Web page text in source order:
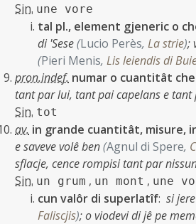
Sin. une vore
tal pl., element gjeneric o
di 'Sese(Lucio Perès, La strie);
(Pieri Menis, Lis leiendis di
pron.indef. numar o cuantitât
tant par lui, tant pai capelans e tant
Sin. tot
av. in grande cuantitât, misure,
e saveve volê ben(Agnul di Spere,
sflacje, cence rompisi tant par
Sin. un grum , un mont , une
cun valôr di superlatîf: si
Faliscjis);o viodevi di jê pe